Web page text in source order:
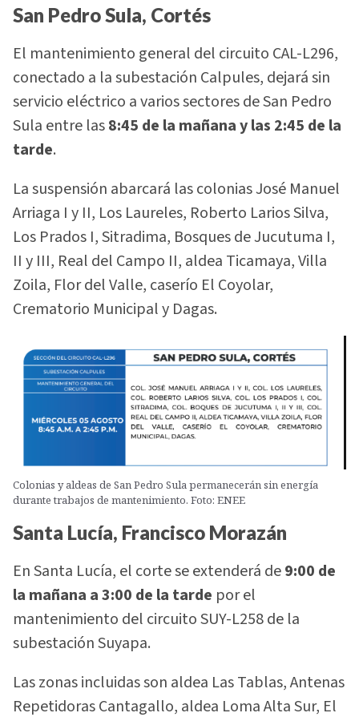
San Pedro Sula, Cortés
El mantenimiento general del circuito CAL-L296,
conectado a la subestación Calpules, dejará sin
servicio eléctrico a varios sectores de San Pedro
Sula entre las8:45 de la mañana y las 2:45 de la
tarde.
La suspensión abarcará las colonias José Manuel
Arriaga I y II, Los Laureles, Roberto Larios Silva,
Los Prados I, Sitradima, Bosques de Jucutuma I,
II y III, Real del Campo II, aldea Ticamaya, Villa
Zoila, Flor del Valle, caserío El Coyolar,
Crematorio Municipal y Dagas.
Colonias y aldeas de San Pedro Sula permanecerán sin energía
durante trabajos de mantenimiento. Foto: ENEE
Santa Lucía, Francisco Morazán
En Santa Lucía, el corte se extenderá de9:00 de
la mañana a 3:00 de la tarde por el
mantenimiento del circuito SUY-L258 de la
subestación Suyapa.
Las zonas incluidas son aldea Las Tablas, Antenas
Repetidoras Cantagallo, aldea Loma Alta Sur, El